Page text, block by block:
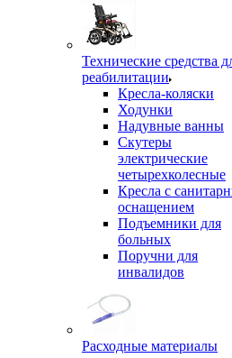
Технические средства
реабилитации
Кресла-коляски
Ходунки
Надувные ванны
Скутеры
электрические
четырехколесные
Кресла с
оснащением
Подъемники для
больных
Поручни для
инвалидов
Расходные материалы